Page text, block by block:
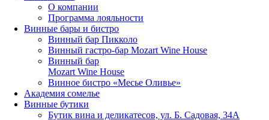
О компании
Программа лояльности
Винные бары и бистро
Винный бар Пикколо
Винный гастро-бар Mozart Wine House
Винный бар
Mozart Wine House
Винное бистро «Месье Оливье»
Академия сомелье
Винные бутики
Бутик вина и деликатесов, ул. Б. Садовая, 34А